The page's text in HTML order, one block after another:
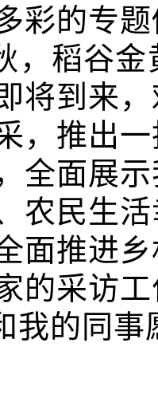
彩的专
，稻谷
将到来
，推出
全面展
农民生
面推进
的采访
我的同